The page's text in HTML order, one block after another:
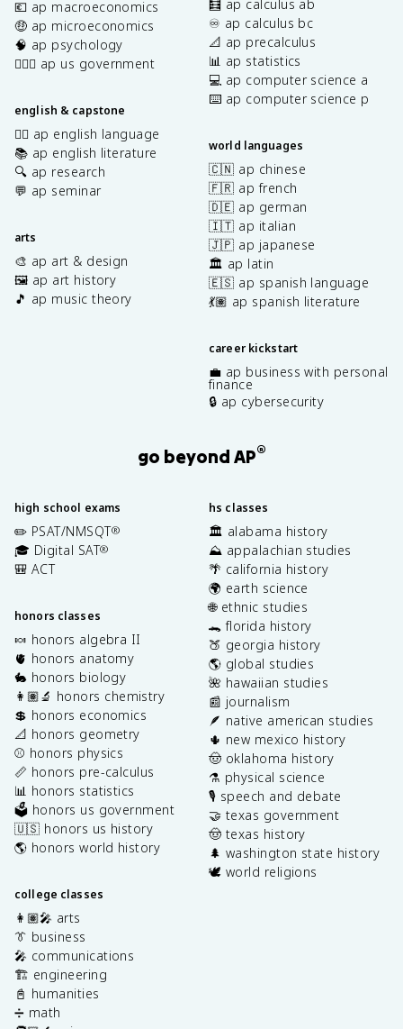
💶 ap macroeconomics
🤑 ap microeconomics
🧠 ap psychology
👩🏾‍⚖️ ap us government
english & capstone
✍🏽 ap english language
📚 ap english literature
🔍 ap research
💬 ap seminar
arts
🎨 ap art & design
🖼️ ap art history
🎵 ap music theory
🧮 ap calculus ab
♾️ ap calculus bc
📐 ap precalculus
📊 ap statistics
💻 ap computer science a
⌨️ ap computer science p
world languages
🇨🇳 ap chinese
🇫🇷 ap french
🇩🇪 ap german
🇮🇹 ap italian
🇯🇵 ap japanese
🏛️ ap latin
🇪🇸 ap spanish language
💃🏽 ap spanish literature
career kickstart
💼 ap business with personal
finance
🔒 ap cybersecurity
go beyond AP®
high school exams
✏️ PSAT/NMSQT®
🎓 Digital SAT®
🎒 ACT
honors classes
🍬 honors algebra II
🫀 honors anatomy
🐇 honors biology
👩🏽‍🔬 honors chemistry
💲 honors economics
📐 honors geometry
⚾️ honors physics
📏 honors pre-calculus
📊 honors statistics
🗳️ honors us government
🇺🇸 honors us history
🌎 honors world history
college classes
👩🏽‍🎤 arts
👔 business
🎤 communications
🏗️ engineering
📓 humanities
➗ math
hs classes
🏛️ alabama history
⛰️ appalachian studies
🌴 california history
🌍 earth science
🌐 ethnic studies
🐊 florida history
🍑 georgia history
🌎 global studies
🌺 hawaiian studies
📰 journalism
🪶 native american studies
🌵 new mexico history
🤠 oklahoma history
⚗️ physical science
🎙️ speech and debate
🤝 texas government
🤠 texas history
🌲 washington state history
🕊️ world religions